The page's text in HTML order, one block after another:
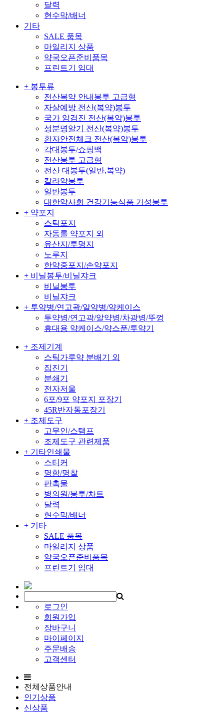
달력
현수막/배너
기타
SALE 품목
마일리지 상품
약국오픈준비품목
프린트기 임대
+ 봉투류
전산복약 안내봉투 고급형
자살예방 전산(복약)봉투
국가 암검진 전산(복약)봉투
성분명알기 전산(복약)봉투
환자안전체크 전산(복약)봉투
각대봉투/쇼핑백
전산봉투 고급형
전산 대봉투(일반,복약)
칼라약봉투
일반봉투
대한약사회 건강기능식품 기성봉투
+ 약포지
스틱포지
자동롤 약포지 외
유산지/투명지
노루지
한약중포지/손약포지
+ 비닐봉투/비닐쟈크
비닐봉투
비닐쟈크
+ 투약병/연고곽/알약병/약케이스
투약병/연고곽/알약병/차광병/뚜껑
휴대용 약케이스/약스푼/투약기
+ 조제기계
스틱가루약 분배기 외
집진기
분쇄기
전자저울
6포/9포 약포지 포장기
45R반자동포장기
+ 조제도구
고무인/스탬프
조제도구 관련제품
+ 기타인쇄물
스티커
명함/명찰
판촉물
병의원/봉투/차트
달력
현수막/배너
+ 기타
SALE 품목
마일리지 상품
약국오픈준비품목
프린트기 임대
로그인
회원가입
장바구니
마이페이지
주문배송
고객센터
전체상품안내
인기상품
신상품